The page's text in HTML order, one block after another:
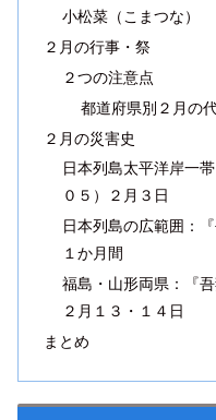
小松菜（こまつな）
２月の行事・祭
２つの注意点
都道府県別２月の
２月の災害史
日本列島太平洋岸一
０５）２月３日
日本列島の広範囲：
１か月間
福島・山形両県：『
２月１３・１４日
まとめ